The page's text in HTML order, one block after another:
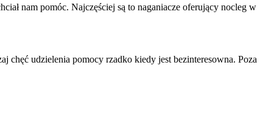
nam pomóc. Najczęściej są to naganiacze oferujący nocleg w
udzielenia pomocy rzadko kiedy jest bezinteresowna. Poza